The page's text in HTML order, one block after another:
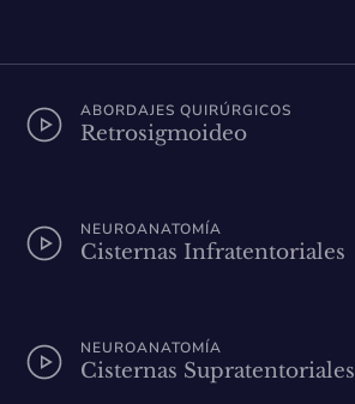
ABORDAJES QUIRÚRGICOS
Retrosigmoideo
NEUROANATOMÍA
Cisternas Infratentoriales
NEUROANATOMÍA
Cisternas Supratentoriales